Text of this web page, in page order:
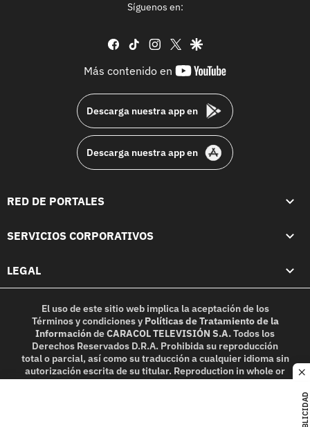
PUBLICIDAD
Síguenos en:
facebook
tiktok instagram
twittergoogle
Más contenido en
youtube-
Descarga nuestra app en
Descarga nuestra app en
RED DE PORTALES
SERVICIOS CORPORATIVOS
LEGAL
El uso de este sitio web implica la aceptación de los
Términos y condicionesy Políticas de Tratamiento de la
InformacióndeCARACOL TELEVISIÓN S.A.Todos los
Derechos Reservados D.R.A. Prohibida su reproducción
total o parcial, así como su traducción a cualquier idioma sin
autorización escrita de su titular. Reproduction in whole or
in part, or translation without written permission is